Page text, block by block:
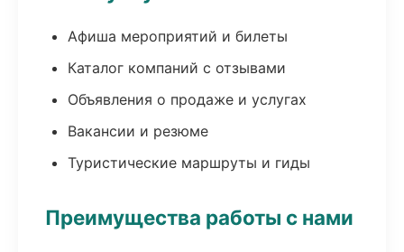
Афиша мероприятий и билеты
Каталог компаний с отзывами
Объявления о продаже и услугах
Вакансии и резюме
Туристические маршруты и гиды
Преимущества работы с нами